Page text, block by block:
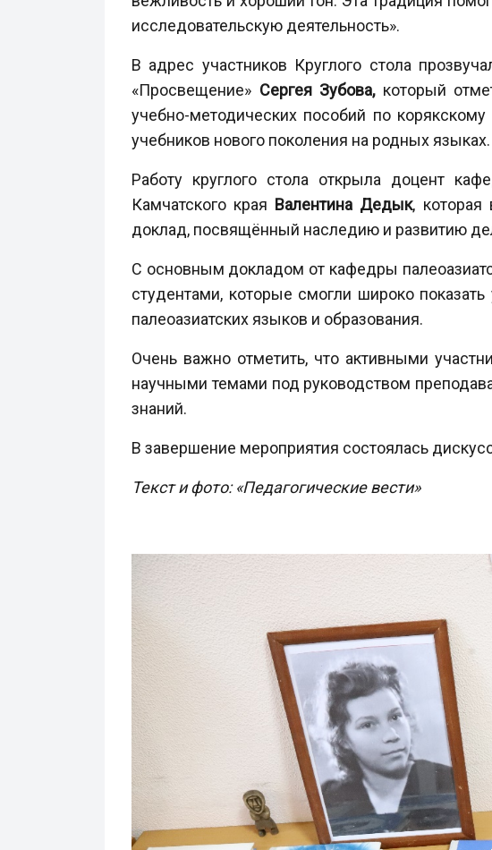
исследовательскую деятельность».
В адрес участников Круглого стола
«Просвещение» Сергея Зубова, который
учебно-методических пособий по
учебников нового поколения на родных языках.
Работу круглого стола открыла доцент
Камчатского края Валентина Дедык, которая
доклад, посвящённый наследию и развитию
С основным докладом от кафедры
студентами, которые смогли широко
палеоазиатских языков и образования.
Очень важно отметить, что активными
научными темами под руководством
знаний.
В завершение мероприятия состоялась
Текст и фото: «Педагогические вести»